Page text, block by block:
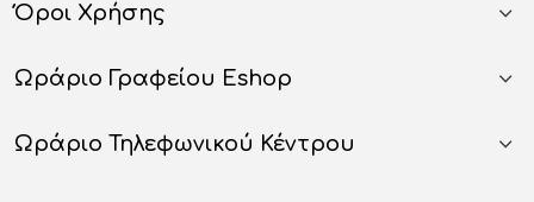
Όροι Χρήσης
Ωράριο Γραφείου Eshop
Ωράριο Τηλεφωνικού Κέντρου